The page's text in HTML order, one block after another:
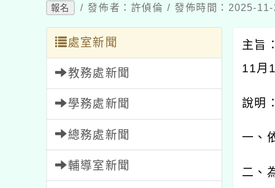
報名 / 發佈者：許偵倫 / 發佈時間：2025-
處室新聞
教務處新聞
學務處新聞
總務處新聞
輔導室新聞
主旨
11月
說明：
一、
二、